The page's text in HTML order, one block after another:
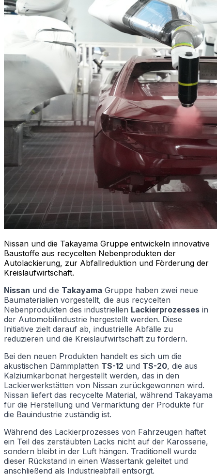
Nissan und die Takayama Gruppe entwickeln innovative
Baustoffe aus recycelten Nebenprodukten der
Autolackierung, zur Abfallreduktion und Förderung der
Kreislaufwirtschaft.
Nissan und die Takayama Gruppe haben zwei neue
Baumaterialien vorgestellt, die aus recycelten
Nebenprodukten des industriellen Lackierprozesses in
der Automobilindustrie hergestellt werden. Diese
Initiative zielt darauf ab, industrielle Abfälle zu
reduzieren und die Kreislaufwirtschaft zu fördern.
Bei den neuen Produkten handelt es sich um die
akustischen Dämmplatten TS-12 und TS-20, die aus
Kalziumkarbonat hergestellt werden, das in den
Lackierwerkstätten von Nissan zurückgewonnen wird.
Nissan liefert das recycelte Material, während Takayama
für die Herstellung und Vermarktung der Produkte für
die Bauindustrie zuständig ist.
Während des Lackierprozesses von Fahrzeugen haftet
ein Teil des zerstäubten Lacks nicht auf der Karosserie,
sondern bleibt in der Luft hängen. Traditionell wurde
dieser Rückstand in einen Wassertank geleitet und
anschließend als Industrieabfall entsorgt.